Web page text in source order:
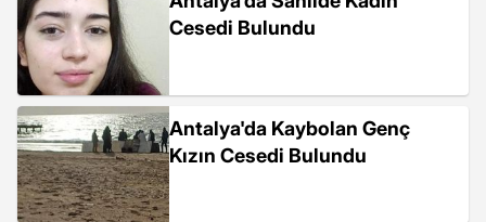
Cesedi Bulundu
Antalya'da Kaybolan Genç
Kızın Cesedi Bulundu